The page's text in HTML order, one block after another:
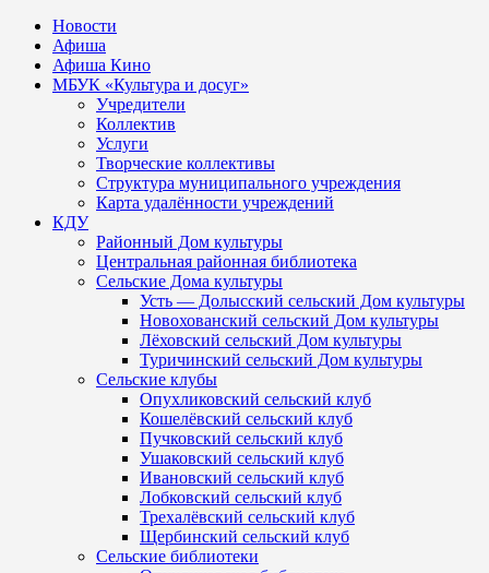
Новости
Афиша
Афиша Кино
МБУК «Культура и досуг»
Учредители
Коллектив
Услуги
Творческие коллективы
Структура муниципального учреждения
Карта удалённости учреждений
КДУ
Районный Дом культуры
Центральная районная библиотека
Сельские Дома культуры
Усть — Долысский сельский Дом культуры
Новохованский сельский Дом культуры
Лёховский сельский Дом культуры
Туричинский сельский Дом культуры
Сельские клубы
Опухликовский сельский клуб
Кошелёвский сельский клуб
Пучковский сельский клуб
Ушаковский сельский клуб
Ивановский сельский клуб
Лобковский сельский клуб
Трехалёвский сельский клуб
Щербинский сельский клуб
Сельские библиотеки